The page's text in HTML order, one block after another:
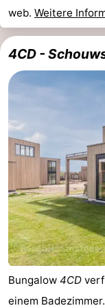
-
Parken
Reisebuchshop
Medizin
Südholland
Leiden
Bollenstreek
-
Natur
Hollands
-
Noordwijk
web. Weitere
4CD -
Bungalow 4CD
einem